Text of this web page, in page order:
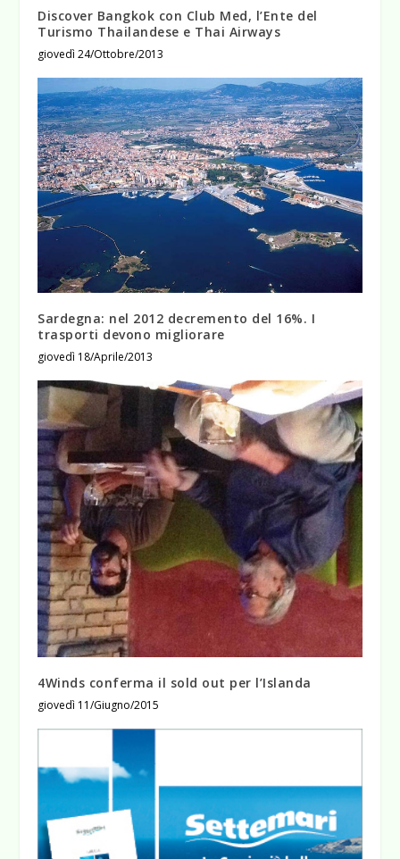
Discover Bangkok con Club Med, l’Ente del
Turismo Thailandese e Thai Airways
giovedì 24/Ottobre/2013
Sardegna: nel 2012 decremento del 16%. I
trasporti devono migliorare
giovedì 18/Aprile/2013
4Winds conferma il sold out per l’Islanda
giovedì 11/Giugno/2015